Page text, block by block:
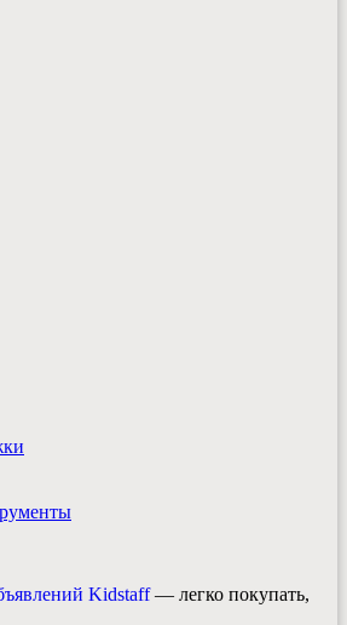
Kidstaff— легко покупать,